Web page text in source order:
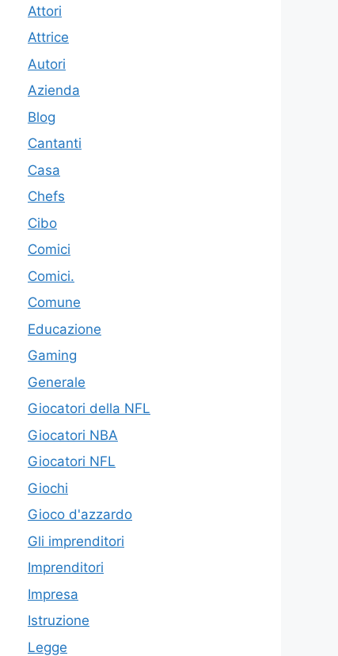
Attori
Attrice
Autori
Azienda
Blog
Cantanti
Casa
Chefs
Cibo
Comici
Comici.
Comune
Educazione
Gaming
Generale
Giocatori della NFL
Giocatori NBA
Giocatori NFL
Giochi
Gioco d'azzardo
Gli imprenditori
Imprenditori
Impresa
Istruzione
Legge